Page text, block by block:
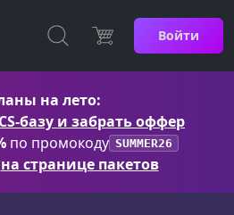
Войти
на лето:
базу и забрать оффер
по промокоду SUMMER26
на странице пакетов